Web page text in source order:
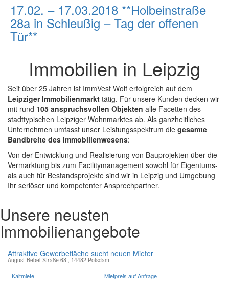
17.02. – 17.03.2018 **Holbeinstraße
28a in Schleußig – Tag der offenen
Tür**
Immobilien in Leipzig
Seit über 25 Jahren ist ImmVest Wolf erfolgreich auf dem
Leipziger Immobilienmarkt tätig. Für unsere Kunden decken wir
mit rund 105 anspruchsvollen Objekten alle Facetten des
stadttypischen Leipziger Wohnmarktes ab. Als ganzheitliches
Unternehmen umfasst unser Leistungsspektrum die gesamte
Bandbreite des Immobilienwesens:
Von der Entwicklung und Realisierung von Bauprojekten über die
Vermarktung bis zum Facilitymanagement sowohl für Eigentums-
als auch für Bestandsprojekte sind wir in Leipzig und Umgebung
Ihr seriöser und kompetenter Ansprechpartner.
Unsere neusten
Immobilienangebote
Attraktive Gewerbefläche sucht neuen Mieter
August-Bebel-Straße 68 , 14482 Potsdam
Kaltmiete
Mietpreis auf Anfrage